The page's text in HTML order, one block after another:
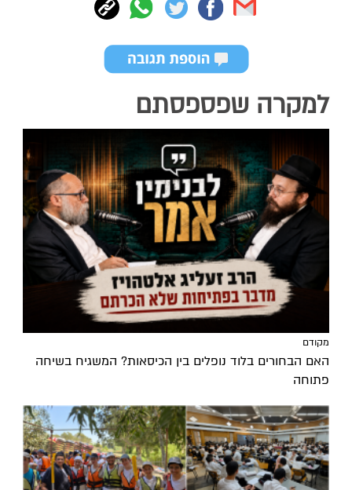
למקרה שפספסתם
מקודם
האם הבחורים בלוד נופלים בין הכיסאות? המשגיח בשיחה
פתוחה